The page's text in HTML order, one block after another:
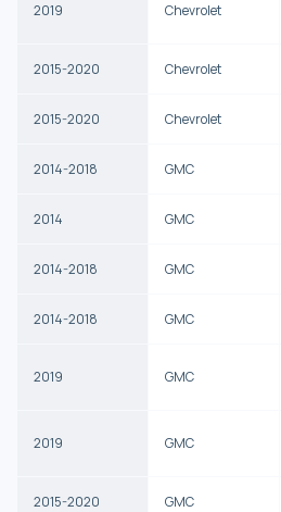
2019 Chevrolet
2015-2020 Chevrolet
2015-2020 Chevrolet
2014-2018 GMC
2014 GMC
2014-2018 GMC
2014-2018 GMC
2019 GMC
2019 GMC
2015-2020 GMC